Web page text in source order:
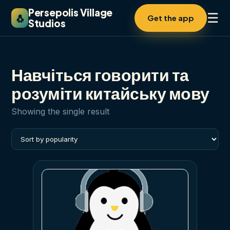
🐧 Persepolis Village
Studios
Get the app ☰
Навчіться говорити та
розуміти китайську мову
Showing the single result